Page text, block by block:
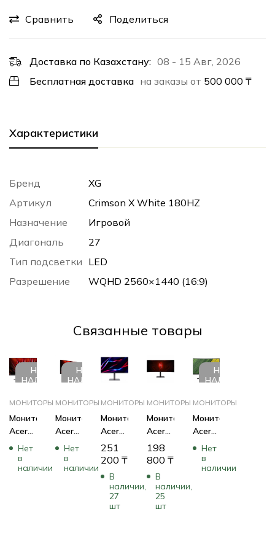
Сравнить Поделиться
Доставка по Казахстану: 08 - 15 Авг, 2026
Бесплатная доставка на заказы от 500 000 ₸
Характеристики
Бренд
XG
Артикул
Crimson X White 180HZ
Назначение
Игровой
Диагональ
27
Тип подсветки LED
Разрешение
WQHD 2560×1440 (16:9)
Cвязанные товары
НЕТ В
НАЛИЧИИ
МОНИТОРЫ
Монитор
Acer
NITRO
KG272Ebmiix
UM.HX2EE.E08
Нет
в
наличии
НЕТ В
НАЛИЧИИ
МОНИТОРЫ
Монитор
Acer
XV322QKKVbmiiphuzx
UM.JX2EE.V13
(31.5 “,
Нет
в
наличии
МОНИТОРЫ
Монитор
Acer
Nitro
XV275KVymipruzx
(27 “,
IPS,
3840×2160
251
200₸
В
наличии,
27
шт
МОНИТОРЫ
Монитор
Acer
XV345CURV3bmiphuzx
UM.CX5EE.301
VA,
WQHD
3440×1440
198
800 ₸
В
наличии,
25
шт
НЕТ В
НАЛИЧИИ
МОНИТОРЫ
Монитор
Acer
ED273UPbmiipx
UM.HE3EE.P05
(27 “,
Нет
в
наличии